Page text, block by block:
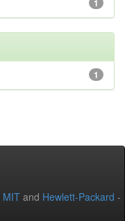
1
1
MIT and Hewlett-Packard -